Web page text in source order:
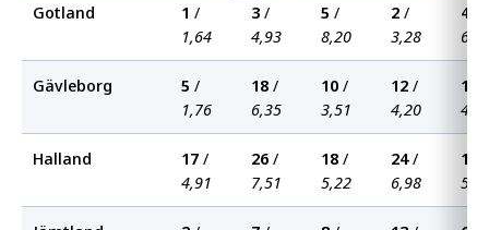
Gotland 1 /
1,64
3 /
4,93
5 /
8,20
2 /
3,28
4
Gävleborg 5 /
1,76
18 /
6,35
10 /
3,51
12 /
4,20
12
Halland 17 /
4,91
26 /
7,51
18 /
5,22
24/
6,98
19